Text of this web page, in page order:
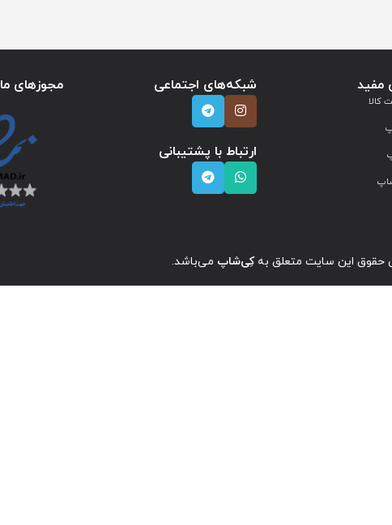
مفید
کالا
شبکه‌های اجتماعی
ارتباط با پشتیبانی
مجوزهای ما
حقوق این سایت متعلق بهکِی‌شاپ می‌باشد.